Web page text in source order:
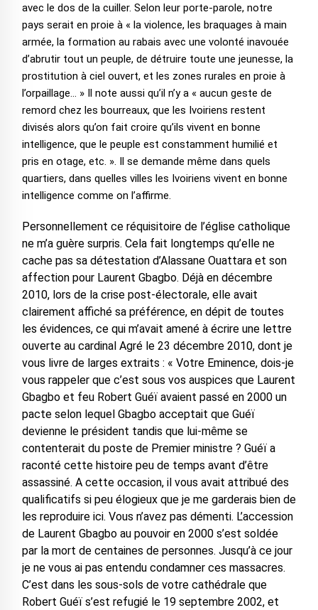
avec le dos de la cuiller. Selon leur porte-parole, notre
pays serait en proie à « la violence, les braquages à main
armée, la formation au rabais avec une volonté inavouée
d’abrutir tout un peuple, de détruire toute une jeunesse, la
prostitution à ciel ouvert, et les zones rurales en proie à
l’orpaillage… » Il note aussi qu’il n’y a « aucun geste de
remord chez les bourreaux, que les Ivoiriens restent
divisés alors qu’on fait croire qu’ils vivent en bonne
intelligence, que le peuple est constamment humilié et
pris en otage, etc. ». Il se demande même dans quels
quartiers, dans quelles villes les Ivoiriens vivent en bonne
intelligence comme on l’affirme.
Personnellement ce réquisitoire de l’église catholique
ne m’a guère surpris. Cela fait longtemps qu’elle ne
cache pas sa détestation d’Alassane Ouattara et son
affection pour Laurent Gbagbo. Déjà en décembre
2010, lors de la crise post-électorale, elle avait
clairement affiché sa préférence, en dépit de toutes
les évidences, ce qui m’avait amené à écrire une lettre
ouverte au cardinal Agré le 23 décembre 2010, dont je
vous livre de larges extraits : « Votre Eminence, dois-je
vous rappeler que c’est sous vos auspices que Laurent
Gbagbo et feu Robert Guéï avaient passé en 2000 un
pacte selon lequel Gbagbo acceptait que Guéï
devienne le président tandis que lui-même se
contenterait du poste de Premier ministre ? Guéï a
raconté cette histoire peu de temps avant d’être
assassiné. A cette occasion, il vous avait attribué des
qualificatifs si peu élogieux que je me garderais bien de
les reproduire ici. Vous n’avez pas démenti. L’accession
de Laurent Gbagbo au pouvoir en 2000 s’est soldée
par la mort de centaines de personnes. Jusqu’à ce jour
je ne vous ai pas entendu condamner ces massacres.
C’est dans les sous-sols de votre cathédrale que
Robert Guéï s’est refugié le 19 septembre 2002, et